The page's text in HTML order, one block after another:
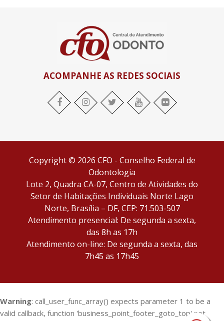
ACOMPANHE AS REDES SOCIAIS
facebook Instagram twitter youtube flickr
Copyright © 2026 CFO - Conselho Federal de
Odontologia
Lote 2, Quadra CA-07, Centro de Atividades do
Setor de Habitações Individuais Norte Lago
Norte, Brasília – DF, CEP: 71.503-507
Atendimento presencial: De segunda a sexta,
das 8h as 17h
Atendimento on-line: De segunda a sexta, das
7h45 as 17h45
Warning: call_user_func_array() expects parameter 1 to be a
valid callback, function 'business_point_footer_goto_top' not